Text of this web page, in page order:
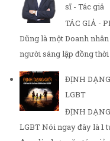
sĩ - Tác giả
TÁC GIẢ -
Dũng là một Doanh
người sáng lập đồng thời
ĐỊNH
LGBT
ĐỊNH
LGBT Nói ngay đây là 1